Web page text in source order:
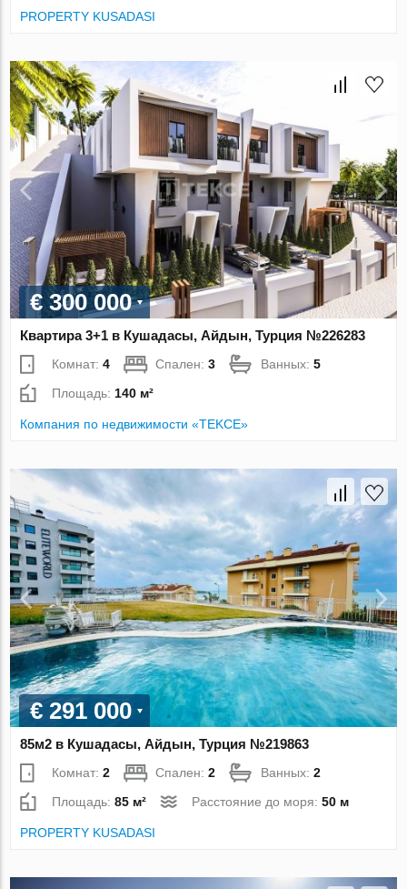
PROPERTY KUSADASI
€ 300 000
Квартира 3+1 в Кушадасы, Айдын, Турция №226283
Комнат:4 Спален:3 Ванных:5
Площадь:140 м²
Компания по недвижимости «TEKCE»
€ 291 000
85м2 в Кушадасы, Айдын, Турция №219863
Комнат:2 Спален:2 Ванных:2
Площадь:85 м² Расстояние до моря:50 м
PROPERTY KUSADASI